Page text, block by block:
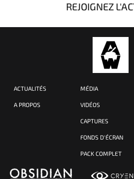
REJOIGNEZ
ACTUALITÉS
A PROPOS
MÉDIA
VIDÉOS
CAPTURES
FONDS D'ÉCRAN
PACK COMPLET